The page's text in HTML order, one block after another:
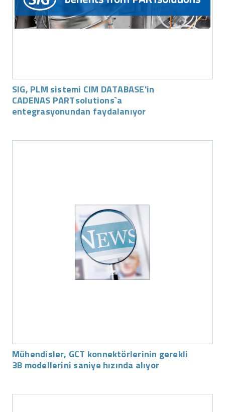
SIG, PLM sistemi CIM DATABASE'in
CADENAS PARTsolutions`a
entegrasyonundan faydalanıyor
Mühendisler, GCT konnektörlerinin gerekli
3B modellerini saniye hızında alıyor